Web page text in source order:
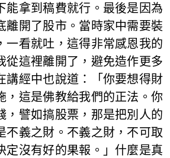
能拿到稿費就行。最後是因為
離開了股市。當時家中需要裝
一看就吐，這得非常感恩我的
從這裡離開了，避免造作更多
講經中也說道：「你要想得財
，這是佛教給我們的正法。你
，譬如搞股票，那是把別人的
不義之財。不義之財，不可取
定沒有好的果報。」什麼是真